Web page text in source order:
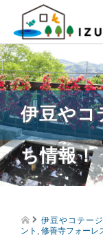
伊豆やコ
ち情報！
伊豆やコテー
ント , 修善寺フォーレ